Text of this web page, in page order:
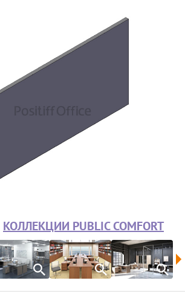
КОЛЛЕКЦИИ PUBLIC COMFORT